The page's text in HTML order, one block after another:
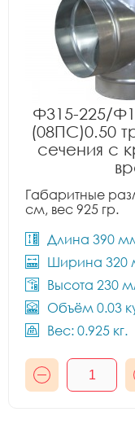
Ф315-225/
(08ПС)0.50
сечения с
Габаритные
см, вес 925 гр.
Длина 390
Ширина 320
Высота 230
Объём 0.03
Вес: 0.925 кг.